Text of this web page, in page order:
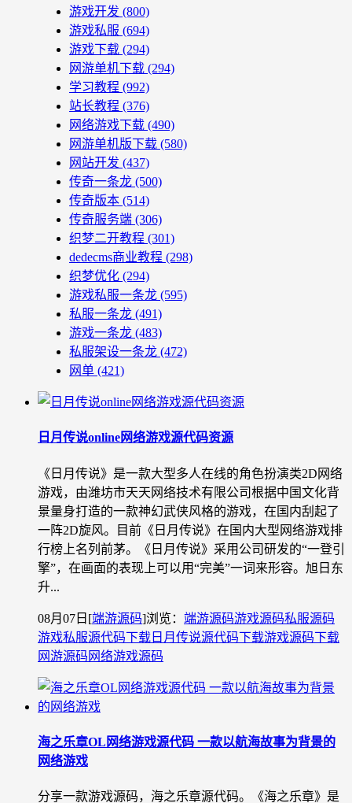
游戏开发 (800)
游戏私服 (694)
游戏下载 (294)
网游单机下载 (294)
学习教程 (992)
站长教程 (376)
网络游戏下载 (490)
网游单机版下载 (580)
网站开发 (437)
传奇一条龙 (500)
传奇版本 (514)
传奇服务端 (306)
织梦二开教程 (301)
dedecms商业教程 (298)
织梦优化 (294)
游戏私服一条龙 (595)
私服一条龙 (491)
游戏一条龙 (483)
私服架设一条龙 (472)
网单 (421)
日月传说online网络游戏源代码资源
《日月传说》是一款大型多人在线的角色扮演类2D网络
游戏，由潍坊市天天网络技术有限公司根据中国文化背
景量身打造的一款神幻武侠风格的游戏，在国内刮起了
一阵2D旋风。目前《日月传说》在国内大型网络游戏排
行榜上名列前茅。《日月传说》采用公司研发的“一登引
擎”，在画面的表现上可以用“完美”一词来形容。旭日东
升...
08月07日 [端游源码]浏览： 端游源码游戏源码私服源码
游戏私服源代码下载 日月传说源代码下载游戏源码下载
网游源码 网络游戏源码
海之乐章OL网络游戏源代码 一款以航海故事为背景的
网络游戏
分享一款游戏源码，海之乐章源代码。《海之乐章》是